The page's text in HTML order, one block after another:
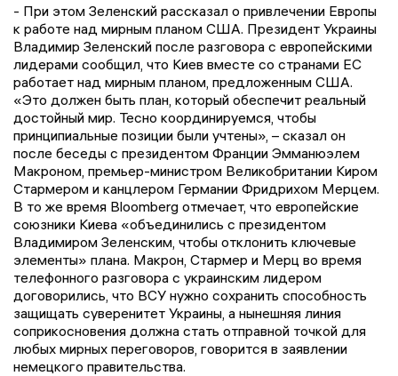
- При этом Зеленский рассказал о привлечении Европы
к работе над мирным планом США. Президент Украины
Владимир Зеленский после разговора с европейскими
лидерами сообщил, что Киев вместе со странами ЕС
работает над мирным планом, предложенным США.
«Это должен быть план, который обеспечит реальный
достойный мир. Тесно координируемся, чтобы
принципиальные позиции были учтены», – сказал он
после беседы с президентом Франции Эмманюэлем
Макроном, премьер-министром Великобритании Киром
Стармером и канцлером Германии Фридрихом Мерцем.
В то же время Bloomberg отмечает, что европейские
союзники Киева «объединились с президентом
Владимиром Зеленским, чтобы отклонить ключевые
элементы» плана. Макрон, Стармер и Мерц во время
телефонного разговора с украинским лидером
договорились, что ВСУ нужно сохранить способность
защищать суверенитет Украины, а нынешняя линия
соприкосновения должна стать отправной точкой для
любых мирных переговоров, говорится в заявлении
немецкого правительства.